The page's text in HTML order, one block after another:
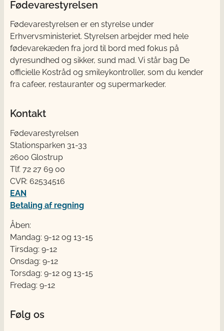
Fødevarestyrelsen
Fødevarestyrelsen er en styrelse under
Erhvervsministeriet. Styrelsen arbejder med hele
fødevarekæden fra jord til bord med fokus på
dyresundhed og sikker, sund mad. Vi står bag De
officielle Kostråd og smileykontroller, som du kender
fra cafeer, restauranter og supermarkeder.
Kontakt
Fødevarestyrelsen
Stationsparken 31-33
2600 Glostrup
Tlf. 72 2​​​7 69 00
CVR: 62534516
EAN
Betaling af regning
Åben:
Mandag: 9-12 og 13-15
Tirsdag: 9-12
Onsdag: 9-12
Torsdag: 9-12 og 13-15
Fredag: 9-12
Følg os